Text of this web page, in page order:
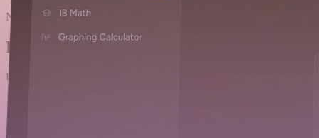
Na temelju odabranog datu
Različiti načini učenja
Uči pomoću kartica (flashcardova), rješavaj zadatke, testiraj znanje